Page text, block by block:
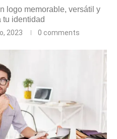
logo memorable, versátil y
tu identidad
2023 0 comments